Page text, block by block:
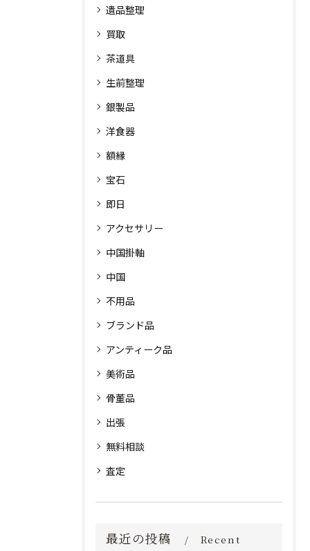
遺品整理
買取
茶道具
生前整理
銀製品
洋食器
額縁
宝石
即日
アクセサリー
中国掛軸
中国
不用品
ブランド品
アンティーク品
美術品
骨董品
出張
無料相談
査定
最近の投稿
Recent